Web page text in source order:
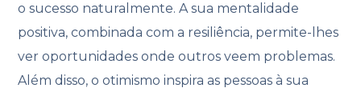
o sucesso naturalmente. A sua mentalidade
positiva, combinada com a resiliência, permite-lhes
ver oportunidades onde outros veem problemas.
Além disso, o otimismo inspira as pessoas à sua